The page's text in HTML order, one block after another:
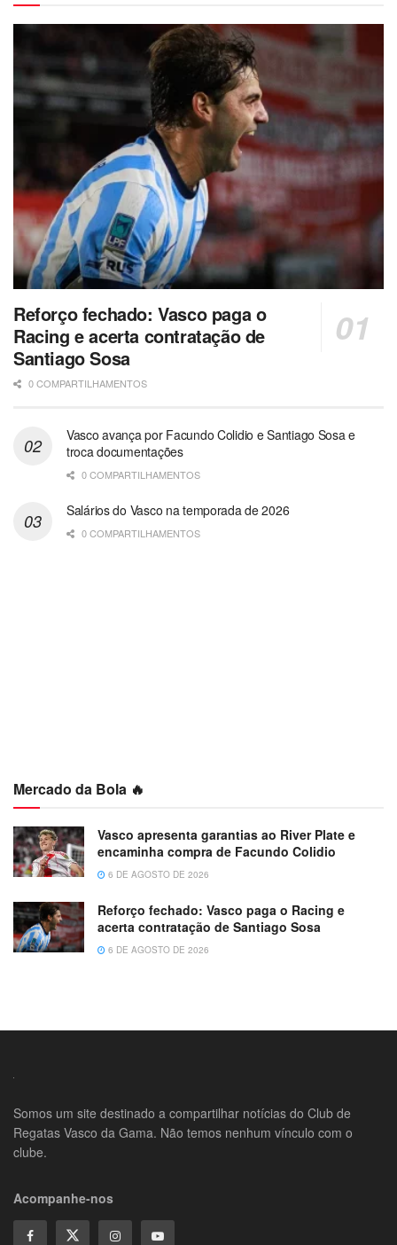
Reforço fechado: Vasco paga o
Racing e acerta contratação de
Santiago Sosa
0 COMPARTILHAMENTOS
Vasco avança por Facundo Colidio e Santiago Sosa e
troca documentações
0 COMPARTILHAMENTOS
Salários do Vasco na temporada de 2026
0 COMPARTILHAMENTOS
Mercado da Bola 🔥
Vasco apresenta garantias ao River Plate e
encaminha compra de Facundo Colidio
6 DE AGOSTO DE 2026
Reforço fechado: Vasco paga o Racing e
acerta contratação de Santiago Sosa
6 DE AGOSTO DE 2026
Somos um site destinado a compartilhar notícias do Club de
Regatas Vasco da Gama. Não temos nenhum vínculo com o
clube.
Acompanhe-nos